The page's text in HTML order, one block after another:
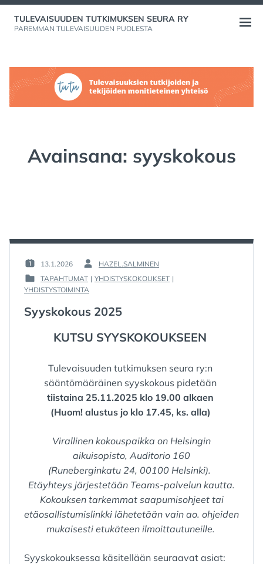
Skip
TULEVAISUUDEN TUTKIMUKSEN SEURA RY
PAREMMAN TULEVAISUUDEN PUOLESTA
Open
Avainsana: syyskokous
POSTED
ON
:
13.1.2026
BY
:
HAZEL.SALMINEN
POSTED
:
TAPAHTUMAT | YHDISTYSKOKOUKSET |
YHDISTYSTOIMINTA
Syyskokous 2025
KUTSU SYYSKOKOUKSEEN
Tulevaisuuden tutkimuksen seura ry:n
sääntömääräinen syyskokous pidetään
tiistaina 25.11.2025 klo 19.00 alkaen
(Huom! alustus jo klo 17.45, ks. alla)
Virallinen kokouspaikka on Helsingin
aikuisopisto, Auditorio 160
(Runeberginkatu 24, 00100 Helsinki).
Etäyhteys järjestetään Teams-palvelun kautta.
Kokouksen tarkemmat saapumisohjeet tai
etäosallistumislinkki lähetetään vain ao. ohjeiden
mukaisesti etukäteen ilmoittautuneille.
Syyskokouksessa käsitellään seuraavat asiat: